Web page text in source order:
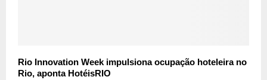
Rio Innovation Week impulsiona ocupação hoteleira no
Rio, aponta HotéisRIO